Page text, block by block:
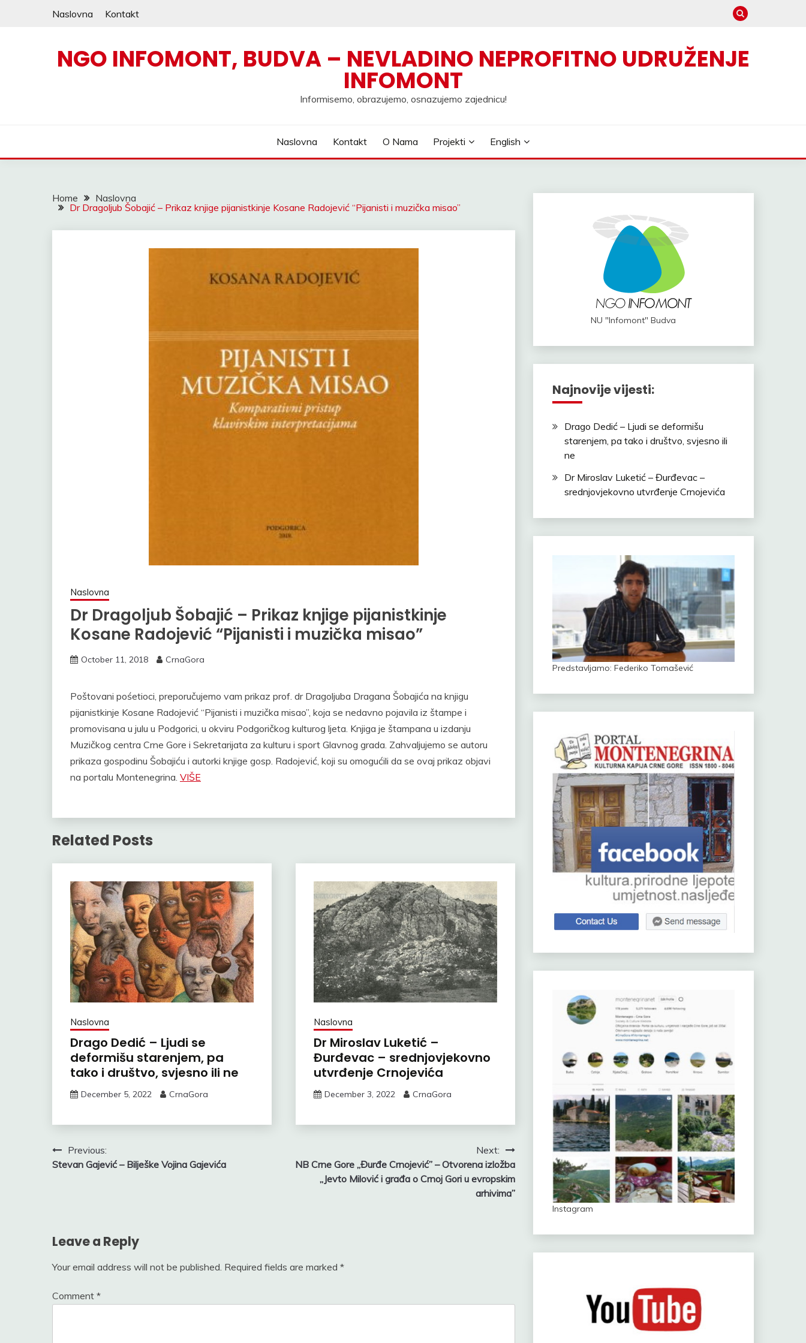
Naslovna Kontakt
NGO INFOMONT, BUDVA – NEVLADINO NEPROFITNO UDRUŽENJE
INFOMONT
Informisemo, obrazujemo, osnazujemo zajednicu!
Naslovna Kontakt O Nama Projekti English
Home
Naslovna
Dr Dragoljub Šobajić – Prikaz knjige pijanistkinje Kosane Radojević “Pijanisti i muzička misao”
Naslovna
Dr Dragoljub Šobajić – Prikaz knjige pijanistkinje
Kosane Radojević “Pijanisti i muzička misao”
October 11, 2018 CrnaGora
Poštovani pośetioci, preporučujemo vam prikaz prof. dr Dragoljuba Dragana Šobajića na knjigu
pijanistkinje Kosane Radojević “Pijanisti i muzička misao”, koja se nedavno pojavila iz štampe i
promovisana u julu u Podgorici, u okviru Podgoričkog kulturog ljeta. Knjiga je štampana u izdanju
Muzičkog centra Crne Gore i Sekretarijata za kulturu i sport Glavnog grada. Zahvaljujemo se autoru
prikaza gospodinu Šobajiću i autorki knjige gosp. Radojević, koji su omogućili da se ovaj prikaz objavi
na portalu Montenegrina. VIŠE
Related Posts
Naslovna
Drago Dedić – Ljudi se
deformišu starenjem, pa
tako i društvo, svjesno ili ne
December 5, 2022 CrnaGora
Naslovna
Dr Miroslav Luketić –
Đurđevac – srednjovjekovno
utvrđenje Crnojevića
December 3, 2022 CrnaGora
Post
navigation
Previous:
Stevan Gajević – Bilješke Vojina Gajevića
Next:
NB Crne Gore „Đurđe Crnojević” – Otvorena izložba
„Jevto Milović i građa o Crnoj Gori u evropskim
arhivima”
Leave a Reply
Your email address will not be published. Required fields are marked *
Comment *
NU "Infomont" Budva
Najnovije vijesti:
Drago Dedić – Ljudi se deformišu
starenjem, pa tako i društvo, svjesno ili
ne
Dr Miroslav Luketić – Đurđevac –
srednjovjekovno utvrđenje Crnojevića
Predstavljamo: Federiko Tomašević
Instagram